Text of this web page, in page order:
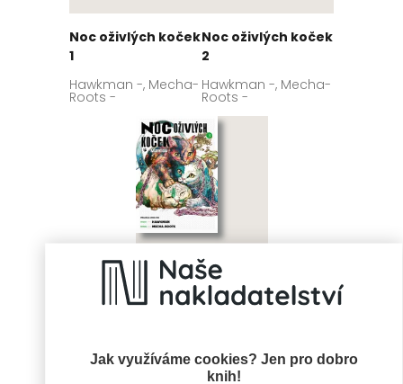
Jak využíváme cookies? Jen pro dobro
knih!
Noc oživlých koček
1
Hawkman -, Mecha-
Roots -
Noc oživlých koček
2
Hawkman -, Mecha-
Roots -
3